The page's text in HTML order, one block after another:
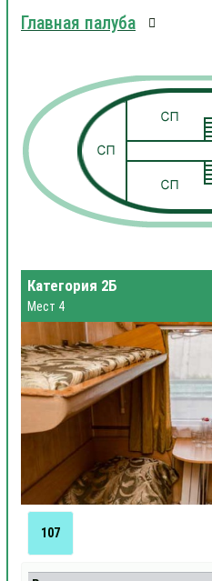
Главная палуба
Категория 2Б
Мест 4
107